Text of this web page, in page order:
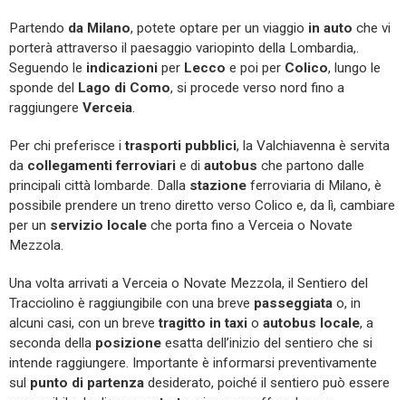
Partendo da Milano, potete optare per un viaggio in auto che vi
porterà attraverso il paesaggio variopinto della Lombardia,.
Seguendo le indicazioni per Lecco e poi per Colico, lungo le
sponde del Lago di Como, si procede verso nord fino a
raggiungere Verceia.
Per chi preferisce itrasporti pubblici, la Valchiavenna è servita
da collegamenti ferroviari e di autobus che partono dalle
principali città lombarde. Dalla stazione ferroviaria di Milano, è
possibile prendere un treno diretto verso Colico e, da lì, cambiare
per un servizio locale che porta fino a Verceia o Novate
Mezzola.
Una volta arrivati a Verceia o Novate Mezzola, il Sentiero del
Tracciolino è raggiungibile con una breve passeggiata o, in
alcuni casi, con un brevetragitto in taxi o autobus locale, a
seconda della posizione esatta dell’inizio del sentiero che si
intende raggiungere. Importante è informarsi preventivamente
sul punto di partenza desiderato, poiché il sentiero può essere